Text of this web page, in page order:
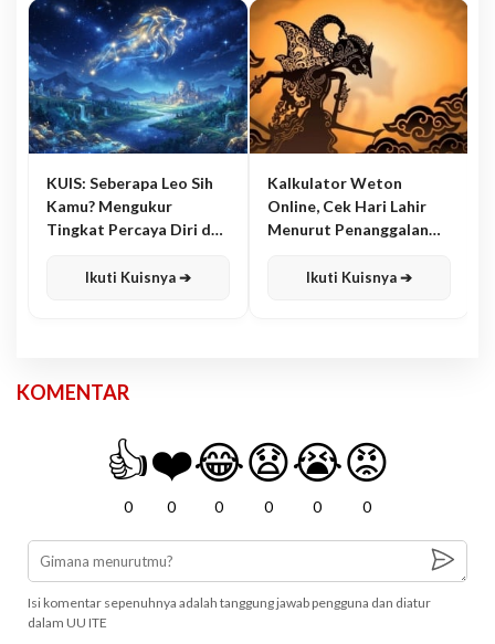
KUIS: Seberapa Leo Sih
Kamu? Mengukur
Tingkat Percaya Diri dan
Ikuti Kuisnya ➔
Kalkulator Weton
Online, Cek Hari Lahir
Menurut Penanggalan
Ikuti Kuisnya ➔
KOMENTAR
👍
0
❤️
0
😂
0
😧
0
😭
0
😡
0
Isi komentar sepenuhnya adalah tanggung jawab pengguna dan diatur
dalam UU ITE